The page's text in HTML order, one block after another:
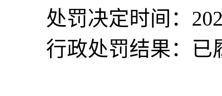
处罚决定时间： 20
行政处罚结果： 已